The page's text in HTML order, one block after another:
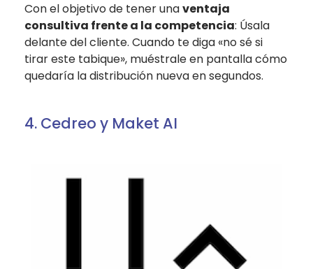
Con el objetivo de tener unaventaja
consultiva frente a la competencia: Úsala
delante del cliente. Cuando te diga «no sé si
tirar este tabique», muéstrale en pantalla cómo
quedaría la distribución nueva en segundos.
4. Cedreo y Maket AI